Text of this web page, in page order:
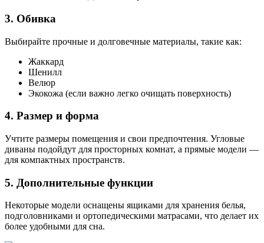
3. Обивка
Выбирайте прочные и долговечные материалы, такие как:
Жаккард
Шенилл
Велюр
Экокожа (если важно легко очищать поверхность)
4. Размер и форма
Учтите размеры помещения и свои предпочтения. Угловые
диваны подойдут для просторных комнат, а прямые модели —
для компактных пространств.
5. Дополнительные функции
Некоторые модели оснащены ящиками для хранения белья,
подголовниками и ортопедическими матрасами, что делает их
более удобными для сна.